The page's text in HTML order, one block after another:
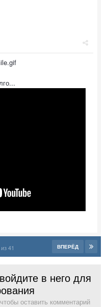
ВПЕРЁД
41
в него для
оставить комментарий